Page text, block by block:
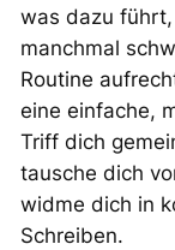
was dazu
manchmal
Routine
eine einfache,
Triff dich
tausche dich
widme dich in
Schreiben.